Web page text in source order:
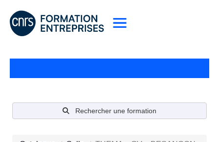
Rechercher une formation